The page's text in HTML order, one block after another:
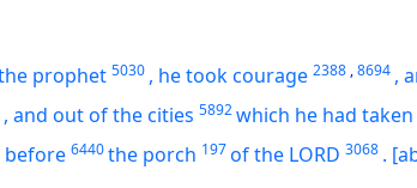
prophet 5030 , he took courage 2388 ,8694 ,
, and out of the cities 5892which he had taken
before 6440the porch 197of the LORD 3068 .